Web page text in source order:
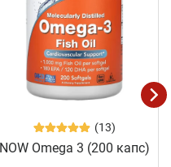
(13)
NOW Omega 3 (200 капс)